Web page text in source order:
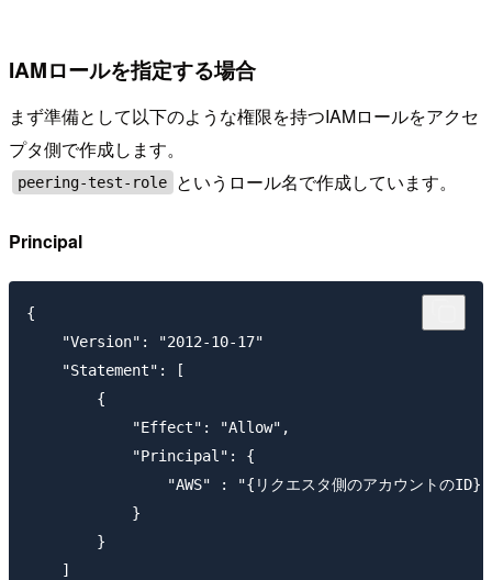
IAMロールを指定する場合
まず準備として以下のような権限を持つIAMロールをアクセ
プタ側で作成します。
peering-test-role というロール名で作成しています。
Principal
{
    "Version": "2012-10-17"
    "Statement": [
        {
            "Effect": "Allow",
            "Principal": {
                "AWS" : "{リクエスタ側のアカウントのID}"
            }
        }
    ]